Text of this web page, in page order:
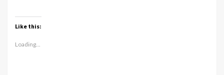
Like this:
Loading...